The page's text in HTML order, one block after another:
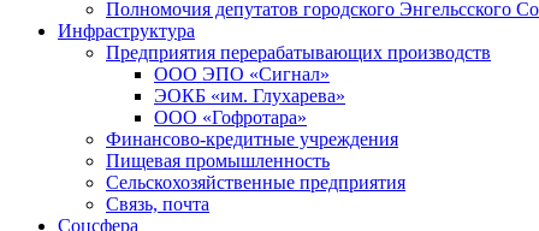
Полномочия депутатов городского Энгельсского
Инфраструктура
Предприятия перерабатывающих производств
ООО ЭПО «Сигнал»
ЭОКБ «им. Глухарева»
ООО «Гофротара»
Финансово-кредитные учреждения
Пищевая промышленность
Сельскохозяйственные предприятия
Связь, почта
Соцсфера